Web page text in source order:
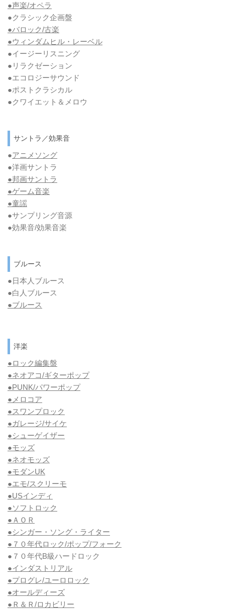
●声楽/オペラ
●クラシック企画盤
●バロック/古楽
●ウィンダムヒル・レーベル
●イージーリスニング
●リラクゼーション
●エコロジーサウンド
●ポストクラシカル
●クワイエット＆メロウ
サントラ／効果音
●アニメソング
●洋画サントラ
●邦画サントラ
●ゲーム音楽
●童謡
●サンプリング音源
●効果音/効果音楽
ブルース
●日本人ブルース
●白人ブルース
●ブルース
洋楽
●ロック編集盤
●ネオアコ/ギターポップ
●PUNK/パワーポップ
●メロコア
●スワンプロック
●ガレージ/サイケ
●シューゲイザー
●モッズ
●ネオモッズ
●モダンUK
●エモ/スクリーモ
●USインディ
●ソフトロック
●ＡＯＲ
●シンガー・ソング・ライター
●７０年代ロック/ポップ/フォーク
●７０年代B級ハードロック
●インダストリアル
●プログレ/ユーロロック
●オールディーズ
●Ｒ＆Ｒ/ロカビリー